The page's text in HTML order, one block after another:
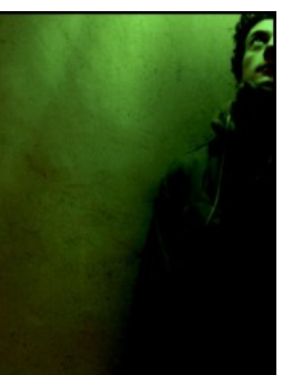
Science Coordinator [EN]